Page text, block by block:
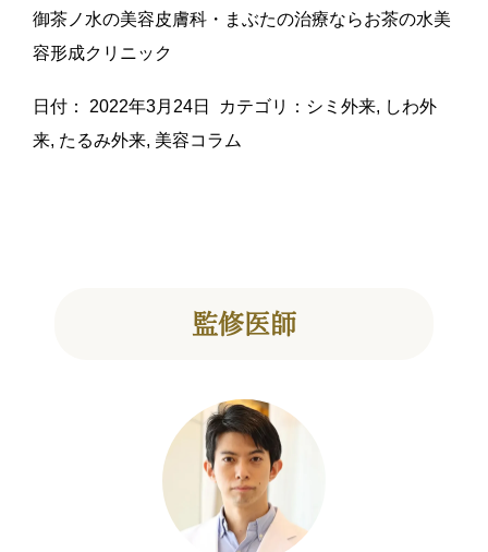
御茶ノ水の美容皮膚科・まぶたの治療ならお茶の水美
容形成クリニック
日付： 2022年3月24日 カテゴリ： シミ外来, しわ外
来, たるみ外来, 美容コラム
監修医師